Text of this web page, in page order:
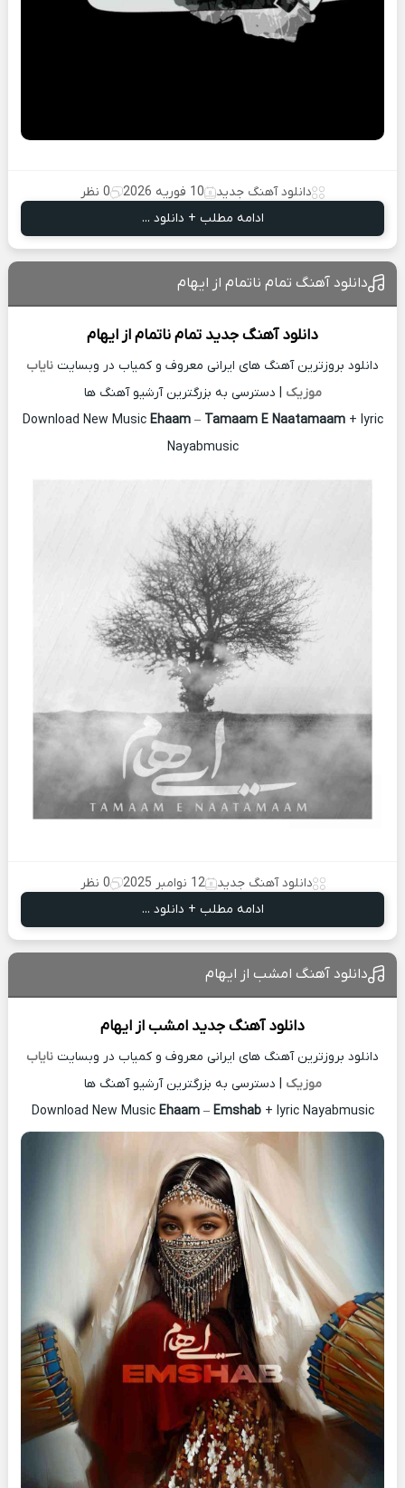
دانلود آهنگ جدید 10 فوریه 2026
0 نظر
ادامه مطلب + دانلود ...
دانلود آهنگ تمام ناتمام از ایهام
دانلود آهنگ جدید تمام ناتمام ازایهام
دانلود بروزترین آهنگ های ایرانی معروف و کمیاب در وبسایت نایاب
موزیک | دسترسی به بزرگترین آرشیو آهنگ ها
Download New Music Ehaam– Tamaam E Naatamaam+ lyric
Nayabmusic
دانلود آهنگ جدید 12 نوامبر 2025
0 نظر
ادامه مطلب + دانلود ...
دانلود آهنگ امشب از ایهام
دانلود آهنگ جدید امشب ازایهام
دانلود بروزترین آهنگ های ایرانی معروف و کمیاب در وبسایت نایاب
موزیک | دسترسی به بزرگترین آرشیو آهنگ ها
Download New Music Ehaam– Emshab+ lyric Nayabmusic